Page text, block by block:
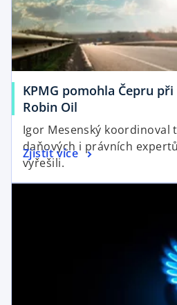
w
t
a
b
n
e
w
t
b
KPMG pomohla Čepru
Robin Oil
e
n
i
Igor Mesenský koordinoval
daňových i právních
vyřešili.
Zjistit více
o
p
e